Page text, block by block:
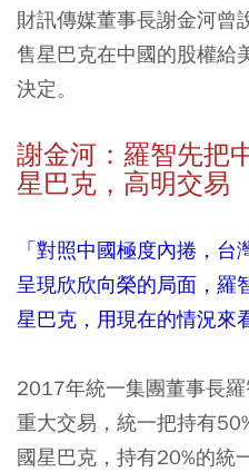
財訊傳媒董事長謝金河曾
售星巴克在中國的股權給
決定。
謝金河：羅智先把
星巴克，高明交易
「對照中國極度內捲，
呈現欣欣向榮的局面，羅
星巴克，用現在的情況來
2017年統一集團董事長
重大交易，統一把持有
國星巴克，持有20%的統